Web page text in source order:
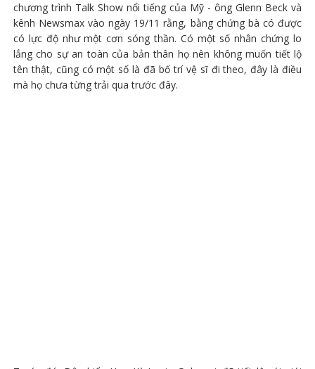
chương trình Talk Show nổi tiếng của Mỹ - ông Glenn Beck và
kênh Newsmax vào ngày 19/11 rằng, bằng chứng bà có được
có lực độ như một cơn sóng thần. Có một số nhân chứng lo
lắng cho sự an toàn của bản thân họ nên không muốn tiết lộ
tên thật, cũng có một số là đã bố trí vệ sĩ đi theo, đây là điều
mà họ chưa từng trải qua trước đây.